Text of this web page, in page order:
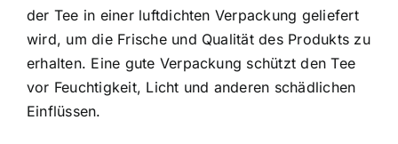
der Tee in einer luftdichten Verpackung geliefert
wird, um die Frische und Qualität des Produkts zu
erhalten. Eine gute Verpackung schützt den Tee
vor Feuchtigkeit, Licht und anderen schädlichen
Einflüssen.